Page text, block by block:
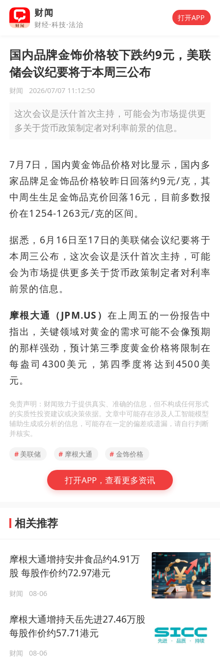
财闻
财经·科技·法治
打开APP
国内品牌金饰价格较下跌约9元，美联
储会议纪要将于本周三公布
财闻 2026/07/07 11:12:50
这次会议是沃什首次主持，可能会为市场提供更
多关于货币政策制定者对利率前景的信息。
7月7日，国内黄金饰品价格对比显示，国内多
家品牌足金饰品价格较昨日回落约9元/克，其
中周生生足金饰品克价回落16元，目前多数报
价在1254-1263元/克的区间。
据悉，6月16日至17日的美联储会议纪要将于
本周三公布，这次会议是沃什首次主持，可能
会为市场提供更多关于货币政策制定者对利率
前景的信息。
摩根大通（JPM.US）在上周五的一份报告中
指出，关键领域对黄金的需求可能不会像预期
的那样强劲，预计第三季度黄金价格将限制在
每盎司4300美元，第四季度将达到4500美
元。
免责声明：财闻致力于提供真实、准确的信息，但不构成任何形式
的实质性投资建议或决策依据。文章中可能存在涉及人工智能模型
辅助生成或分析的信息，可能存在一定的偏差或遗漏，请自行判断
并核实。
# 美联储 # 摩根大通 # 金饰价格
打开APP，查看更多资讯
相关推荐
摩根大通增持安井食品约4.91万
股 每股作价约72.97港元
财闻 08-06
摩根大通增持天岳先进27.46万股
每股作价约57.71港元
财闻 08-06